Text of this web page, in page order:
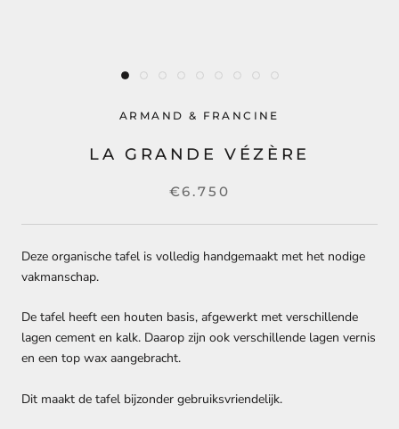
ARMAND & FRANCINE
LA GRANDE VÉZÈRE
€6.750
Deze organische tafel is volledig handgemaakt met het nodige
vakmanschap.
De tafel heeft een houten basis, afgewerkt met verschillende
lagen cement en kalk. Daarop zijn ook verschillende lagen vernis
en een top wax aangebracht.
Dit maakt de tafel bijzonder gebruiksvriendelijk.